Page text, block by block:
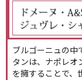
ブルゴーニュの中
タンは、ナポレオ
を擁することで、